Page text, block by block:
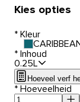
Kies opties
* Kleur
* Inhoud
0.25L
Hoeveel verf
* Hoeveelheid